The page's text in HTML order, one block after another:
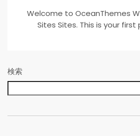
Welcome to OceanThemes
Sites Sites. This is your first
検索